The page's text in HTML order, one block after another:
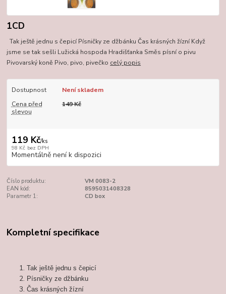
1CD
Tak ještě jednu s čepicí Písničky ze džbánku Čas krásných žízní Když
jsme se tak sešli Lužická hospoda Hradišťanka Směs písní o pivu
Pivovarský koně Pivo, pivo, pivečko celý popis
Dostupnost
Není skladem
Cena před
slevou
149 Kč
119 Kč/ks
98 Kč bez DPH
Momentálně není k dispozici
Číslo produktu:
VM 0083-2
EAN kód:
8595031408328
Parametr 1:
CD box
Kompletní specifikace
Tak ještě jednu s čepicí
Písničky ze džbánku
Čas krásných žízní